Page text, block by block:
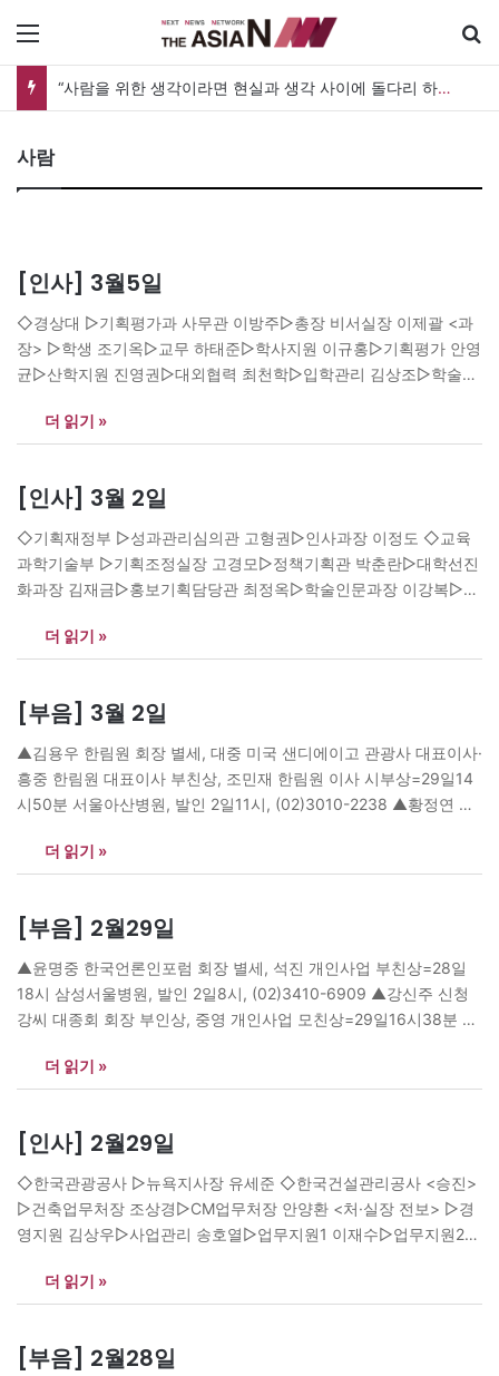
“사람을 위한 생각이라면 현실과 생각 사이에 돌다리 하나는 놓아야 하지 않을까”
사람
[인사] 3월5일
◇경상대 ▷기획평가과 사무관 이방주▷총장 비서실장 이제괄 <과
장> ▷학생 조기옥▷교무 하태준▷학사지원 이규홍▷기획평가 안영
균▷산학지원 진영권▷대외협력 최천학▷입학관리 김상조▷학술정
의과대학 통합 박윤호▷사범대학 이상집▷해양과학대학 황선보▷
인재개발원 정승한▷평생교육원 하중곤▷국제어학원 강정렬 ◇북
시연구소장 이우영 ◇충북대 ▷산학협력단장 이춘수▷학생처장 조
성구
더 읽기 »
[인사] 3월 2일
◇기획재정부 ▷성과관리심의관 고형권▷인사과장 이정도 ◇교육
과학기술부 ▷기획조정실장 고경모▷정책기획관 박춘란▷대학선진
화과장 김재금▷홍보기획담당관 최정옥▷학술인문과장 이강복▷사
도?김명훈 <사무국장> ▷강릉원주대 박융수▷충북대 정연한 ◇특
허청 <서기관 승진> ▷심사품질담당관실 정진갑▷운영지원과 김주
오상진▷상표3심사팀 서용태▷심판정책과 최정태 <기술서기관 승
진> ▷행정관리담당관실 정기현▷정보관리과 김곤희▷일반기계심
사과 강동구▷환경에너지심사과 이경열▷통신심사과 남기영▷특허
심판원 송무팀 김현우 <기술서기관 전보> ▷네트워크심사팀 장현
근 ◇한국연구재단 ▷자연과학단장 김동호 ◇한국화학연구원 ▷공
공인프라본부 정밀화학정책연구센터장 김형록…
더 읽기 »
[부음] 3월 2일
▲김용우 한림원 회장 별세, 대중 미국 샌디에이고 관광사 대표이사·
흥중 한림원 대표이사 부친상, 조민재 한림원 이사 시부상=29일14
시50분 서울아산병원, 발인 2일11시, (02)3010-2238 ▲황정연 제
진이화여대 교수 부친상=29일21시 성남 국군수도병원, 발인 3일11
시, (031)725-6127 ▲김학진 동원교회 담임목사 별세, 성준 미국 거
3일10시, 011-267-2785 ▲박인식…
더 읽기 »
[부음] 2월29일
▲윤명중 한국언론인포럼 회장 별세, 석진 개인사업 부친상=28일
18시 삼성서울병원, 발인 2일8시, (02)3410-6909 ▲강신주 신청
강씨 대종회 회장 부인상, 중영 개인사업 모친상=29일16시38분 한
수 부친상=28일10시30분 분당서울대병원, 발인 1일6시30분,
(031)787-1501 ▲김선규 문화일보 사진부장·선준 세메스 미주법인
임이사 장인상=27일21시50분 서울아산병원, 발인 1일7시,
(02)3010-2293 ▲손상진 한국자원순환…
더 읽기 »
[인사] 2월29일
◇한국관광공사 ▷뉴욕지사장 유세준 ◇한국건설관리공사 <승진>
▷건축업무처장 조상경▷CM업무처장 안양환 <처·실장 전보> ▷경
영지원 김상우▷사업관리 송호열▷업무지원1 이재수▷업무지원2
무 조동대▷인사노무 강승엽▷재무관리 박덕준▷토목업무1 김광식
▷토목업무2 김병호▷건축업무1 이종석▷건축업무2 김진모▷CM업
백▷기술1 이명광▷기술2 최호태▷기술3 최태식 ◇중소기업진흥공
더 읽기 »
[부음] 2월28일